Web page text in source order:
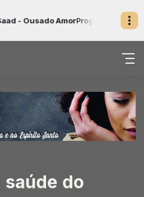
AmorProgramação Musical
saúde do